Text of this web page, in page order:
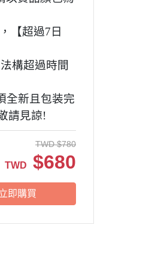
【超過7日
構超過時間
全新且包装完
請見諒!
TWD $780
TWD $680
即購買